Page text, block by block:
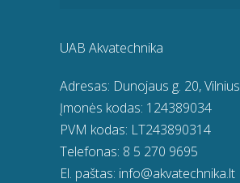
UAB Akvatechnika
Adresas: Dunojaus g. 20, Vilnius
Įmonės kodas: 124389034
PVM kodas: LT243890314
Telefonas: 8 5 270 9695
El. paštas: info@akvatechnika.lt